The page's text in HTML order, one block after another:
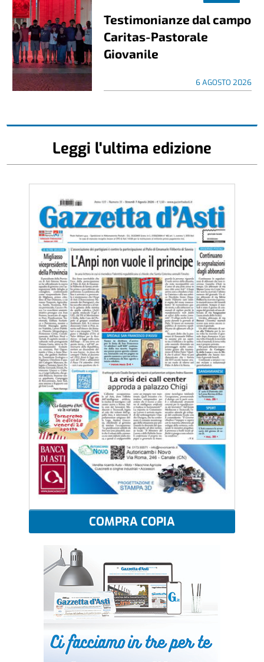
Testimonianze dal campo
Caritas-Pastorale
Giovanile
6 AGOSTO 2026
Leggi l'ultima edizione
COMPRA COPIA